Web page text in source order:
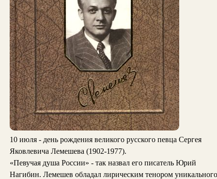
10 июля - день рождения великого русского певца Сергея
Яковлевича Лемешева (1902-1977).
«Певучая душа России» - так назвал его писатель Юрий
Нагибин. Лемешев обладал лирическим тенором